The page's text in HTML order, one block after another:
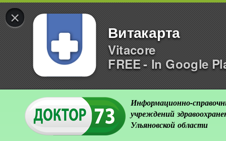
×
Витакарта
Vitacore
FREE - In Google
Информационно-
учреждений
Ульяновской области